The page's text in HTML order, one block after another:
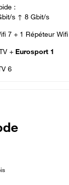
:
s ↑ 8 Gbit/s
7 + 1 Répéteur
+ Eurosport 1
6
0 mois puis 49,99 €